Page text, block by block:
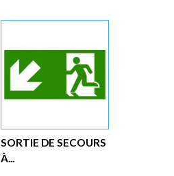
SORTIE DE SECOURS
À...